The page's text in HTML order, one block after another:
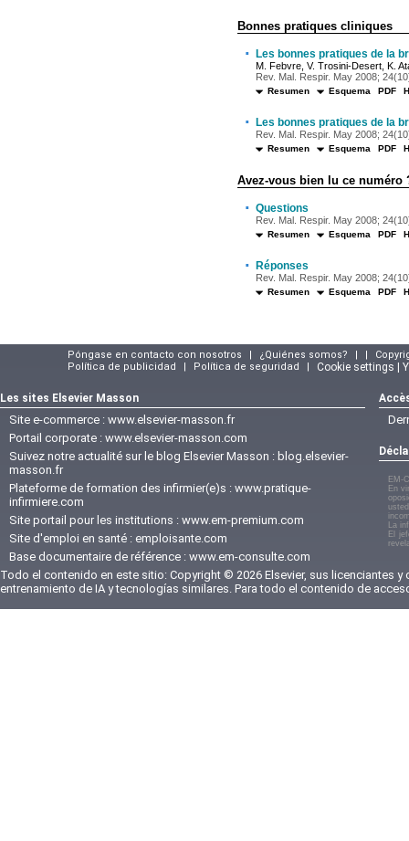
Bonnes pratiques cliniques
· Les bonnes pratiques de la
M. Febvre, V. Trosini-Desert, K.
Rev. Mal. Respir. May 2008;
Resumen Esquema PDF
· Les bonnes pratiques de la
Rev. Mal. Respir. May 2008;
Resumen Esquema PDF
Avez-vous bien lu ce numéro
· Questions
Rev. Mal. Respir. May 2008;
Resumen Esquema PDF
· Réponses
Rev. Mal. Respir. May 2008;
Resumen Esquema PDF
Póngase en contacto con nosotros | ¿Quiénes somos? | |
Política de publicidad
| Política de seguridad | Cookie settings |
Les sites Elsevier Masson
Site e-commerce : www.elsevier-masson.fr
Portail corporate : www.elsevier-masson.com
Suivez notre actualité sur le blog Elsevier Masson : blog.elsevier-
masson.fr
Plateforme de formation des infirmier(e)s : www.pratique-
infirmiere.com
Site portail pour les institutions : www.em-premium.com
Site d'emploi en santé : emploisante.com
Base documentaire de référence : www.em-consulte.com
EM-
En
La
El
Todo el contenido en este sitio: Copyright © 2026 Elsevier, sus licenciantes
entrenamiento de IA y tecnologías similares. Para todo el contenido de